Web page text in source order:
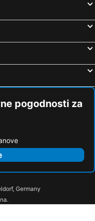
Atika Hoteli
pogodnosti za
Germany